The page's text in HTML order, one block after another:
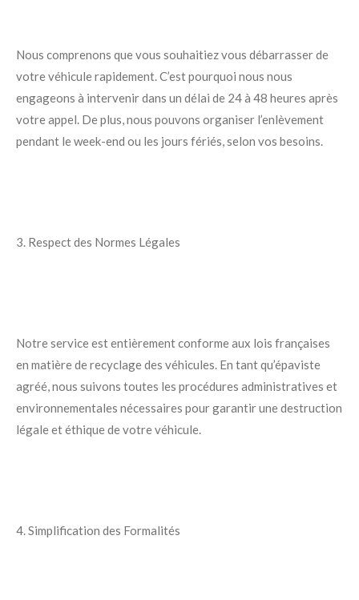
Nous comprenons que vous souhaitiez vous débarrasser de
votre véhicule rapidement. C’est pourquoi nous nous
engageons à intervenir dans un délai de 24 à 48 heures après
votre appel. De plus, nous pouvons organiser l’enlèvement
pendant le week-end ou les jours fériés, selon vos besoins.
3. Respect des Normes Légales
Notre service est entièrement conforme aux lois françaises
en matière de recyclage des véhicules. En tant qu’épaviste
agréé, nous suivons toutes les procédures administratives et
environnementales nécessaires pour garantir une destruction
légale et éthique de votre véhicule.
4. Simplification des Formalités